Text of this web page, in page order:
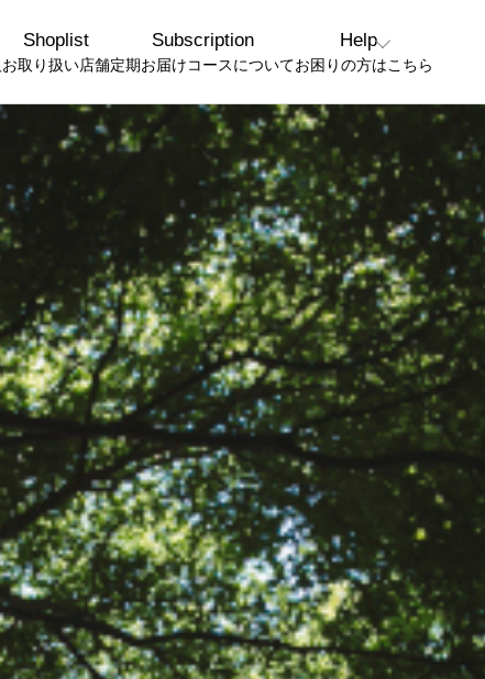
Shoplist
お取り扱い店舗
Subscription
定期お届けコースについて
Help
お困りの方はこちら